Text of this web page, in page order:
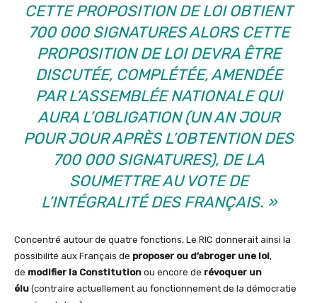
CETTE PROPOSITION DE LOI OBTIENT
700 000 SIGNATURES ALORS CETTE
PROPOSITION DE LOI DEVRA ÊTRE
DISCUTÉE, COMPLÉTÉE, AMENDÉE
PAR L’ASSEMBLÉE NATIONALE QUI
AURA L’OBLIGATION (UN AN JOUR
POUR JOUR APRÈS L’OBTENTION DES
700 000 SIGNATURES), DE LA
SOUMETTRE AU VOTE DE
L’INTÉGRALITÉ DES FRANÇAIS. »
Concentré autour de quatre fonctions, Le RIC donnerait ainsi la
possibilité aux Français de proposer ou d’abroger une loi,
de modifier la Constitution ou encore de révoquer un
élu (contraire actuellement au fonctionnement de la démocratie